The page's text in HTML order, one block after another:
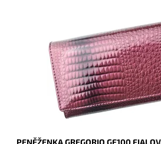
Velmi krásná peněženka, svým
pohled nejednu ženu.
Dostupnost:
Skladem
1874
Gregorio
2 roky